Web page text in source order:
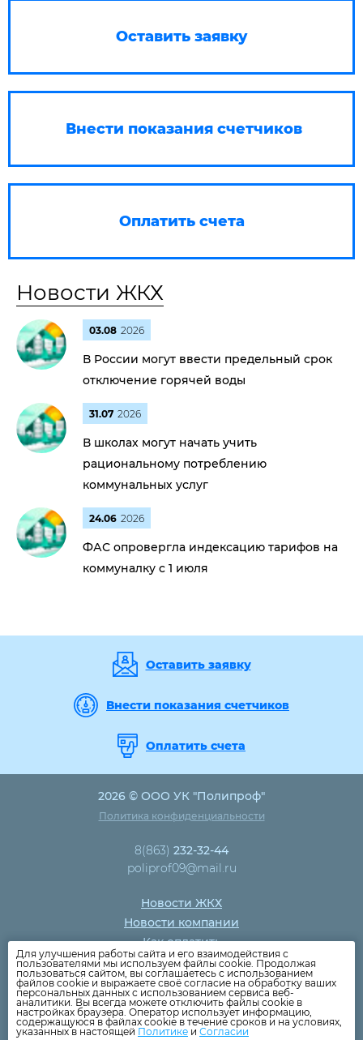
Оставить заявку
Внести показания счетчиков
Оплатить счета
Новости ЖКХ
03.08 2026
В России могут ввести предельный срок
отключение горячей воды
31.07 2026
В школах могут начать учить
рациональному потреблению
коммунальных услуг
24.06 2026
ФАС опровергла индексацию тарифов на
коммуналку с 1 июля
Оставить заявку
Внести показания счетчиков
Оплатить счета
2026 © ООО УК "Полипроф"
Политика конфиденциальности
8(863) 232-32-44
poliprof09@mail.ru
Новости ЖКХ
Новости компании
Как оплатить
Дома
Раскрытие информации
Вопросы
Для улучшения работы сайта и его взаимодействия с
пользователями мы используем файлы cookie. Продолжая
пользоваться сайтом, вы соглашаетесь с использованием
файлов cookie и выражаете своё согласие на обработку ваших
персональных данных с использованием сервиса веб-
аналитики. Вы всегда можете отключить файлы cookie в
настройках браузера. Оператор использует информацию,
содержащуюся в файлах cookie в течение сроков и на условиях,
указанных в настоящей Политике и Согласии